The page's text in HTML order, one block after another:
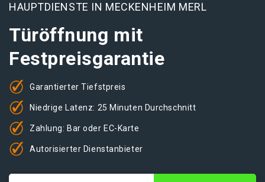
HAUPTDIENSTE IN MECKENHEIM MERL
Türöffnung mit
Festpreisgarantie
Garantierter Tiefstpreis
Niedrige Latenz: 25 Minuten Durchschnitt
Zahlung: Bar oder EC-Karte
Autorisierter Dienstanbieter